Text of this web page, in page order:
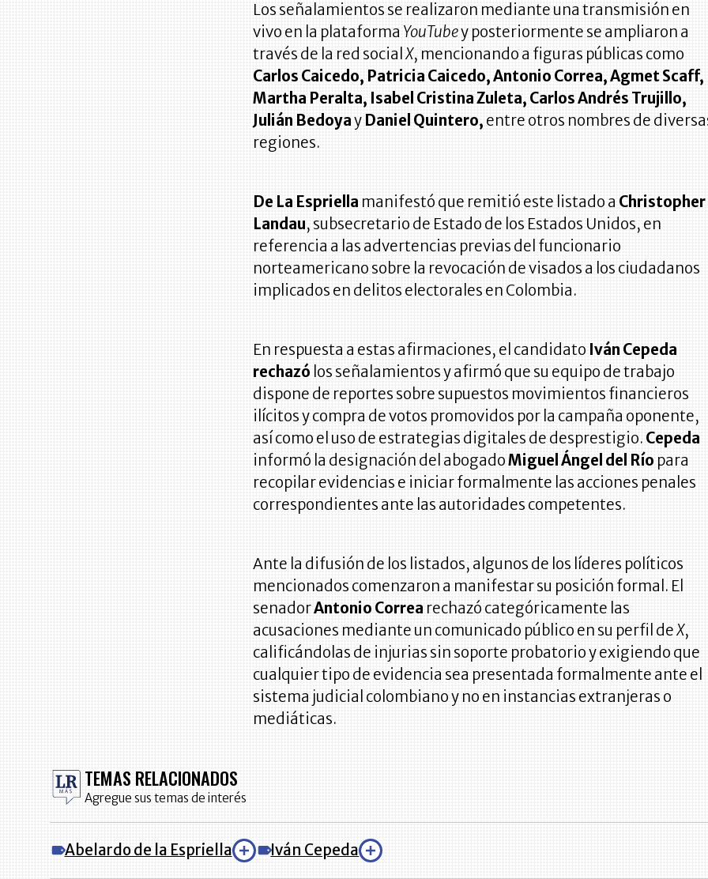
Los señalamientos se realizaron mediante una transmisión en
vivo en la plataforma YouTubey posteriormente se ampliaron a
través de la red socialX, mencionando a figuras públicas como
Carlos Caicedo, Patricia Caicedo, Antonio Correa, Agmet Scaff,
Martha Peralta, Isabel Cristina Zuleta, Carlos Andrés Trujillo,
Julián Bedoyay Daniel Quintero, entre otros nombres de
regiones.
De La Espriella manifestó que remitió este listado a Christopher
Landau, subsecretario de Estado de los Estados Unidos, en
referencia a las advertencias previas del funcionario
norteamericano sobre la revocación de visados a los ciudadanos
implicados en delitos electorales en Colombia.
En respuesta a estas afirmaciones, el candidato Iván Cepeda
rechazó los señalamientos y afirmó que su equipo de trabajo
dispone de reportes sobre supuestos movimientos financieros
ilícitos y compra de votos promovidos por la campaña oponente,
así como el uso de estrategias digitales de desprestigio. Cepeda
informó la designación del abogadoMiguel Ángel del Río para
recopilar evidencias e iniciar formalmente las acciones penales
correspondientes ante las autoridades competentes.
Ante la difusión de los listados, algunos de los líderes políticos
mencionados comenzaron a manifestar su posición formal. El
senadorAntonio Correa rechazó categóricamente las
acusaciones mediante un comunicado público en su perfil deX,
calificándolas de injurias sin soporte probatorio y exigiendo que
cualquier tipo de evidencia sea presentada formalmente ante el
sistema judicial colombiano y no en instancias extranjeras o
mediáticas.
TEMAS RELACIONADOS
Agregue sus temas de interés
Abelardo de la Espriella Iván Cepeda